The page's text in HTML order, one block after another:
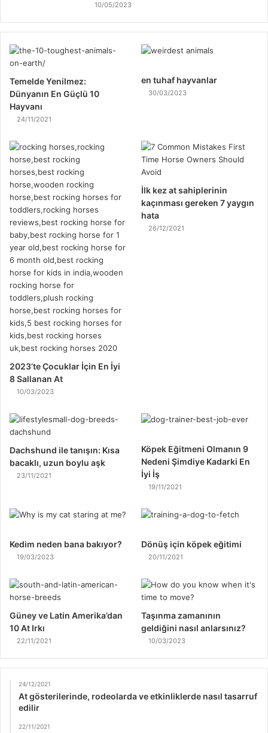
10/05/2023
Temelde Yenilmez:
Dünyanın En Güçlü 10
Hayvanı
24/11/2021
en tuhaf hayvanlar
30/03/2023
2023’te Çocuklar İçin En İyi
8 Sallanan At
10/03/2023
İlk kez at sahiplerinin
kaçınması gereken 7 yaygın
hata
26/12/2021
Dachshund ile tanışın: Kısa
bacaklı, uzun boylu aşk
23/11/2021
Köpek Eğitmeni Olmanın 9
Nedeni Şimdiye Kadarki En
İyi İş
19/11/2021
Kedim neden bana bakıyor?
19/03/2023
Dönüş için köpek eğitimi
20/11/2021
Güney ve Latin Amerika’dan
10 At Irkı
22/11/2021
Taşınma zamanının
geldiğini nasıl anlarsınız?
10/03/2023
24/12/2021
At gösterilerinde, rodeolarda ve etkinliklerde nasıl tasarruf
edilir
22/11/2021